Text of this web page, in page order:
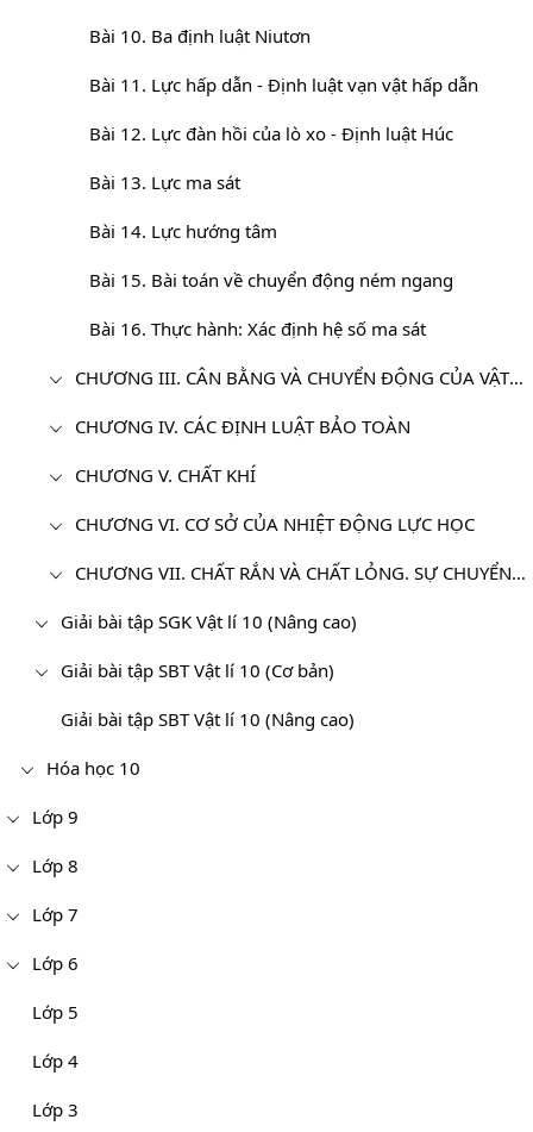
Bài 10. Ba định luật Niutơn
Bài 11. Lực hấp dẫn - Định luật vạn vật hấp dẫn
Bài 12. Lực đàn hồi của lò xo - Định luật Húc
Bài 13. Lực ma sát
Bài 14. Lực hướng tâm
Bài 15. Bài toán về chuyển động ném ngang
Bài 16. Thực hành: Xác định hệ số ma sát
CHƯƠNG III. CÂN BẰNG VÀ CHUYỂN ĐỘNG CỦA VẬT RẮN
CHƯƠNG IV. CÁC ĐỊNH LUẬT BẢO TOÀN
CHƯƠNG V. CHẤT KHÍ
CHƯƠNG VI. CƠ SỞ CỦA NHIỆT ĐỘNG LỰC HỌC
CHƯƠNG VII. CHẤT RẮN VÀ CHẤT LỎNG. SỰ CHUYỂN THỂ
Giải bài tập SGK Vật lí 10 (Nâng cao)
Giải bài tập SBT Vật lí 10 (Cơ bản)
Giải bài tập SBT Vật lí 10 (Nâng cao)
Hóa học 10
Lớp 9
Lớp 8
Lớp 7
Lớp 6
Lớp 5
Lớp 4
Lớp 3